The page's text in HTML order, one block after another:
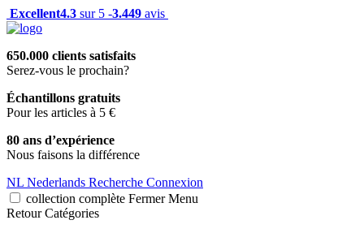
Excellent4.3 sur 5 -3.449 avis
650.000 clients satisfaits
Serez-vous le prochain?
Échantillons gratuits
Pour les articles à 5 €
80 ans d’expérience
Nous faisons la différence
NL Nederlands Recherche Connexion
collection complète Fermer Menu
Retour Catégories